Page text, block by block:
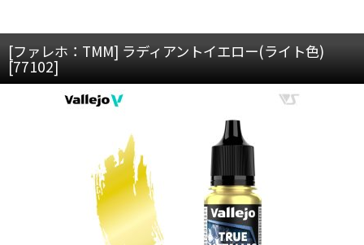
[ファレホ：TMM] ラディアントイエロー(ライト色)
[77102]